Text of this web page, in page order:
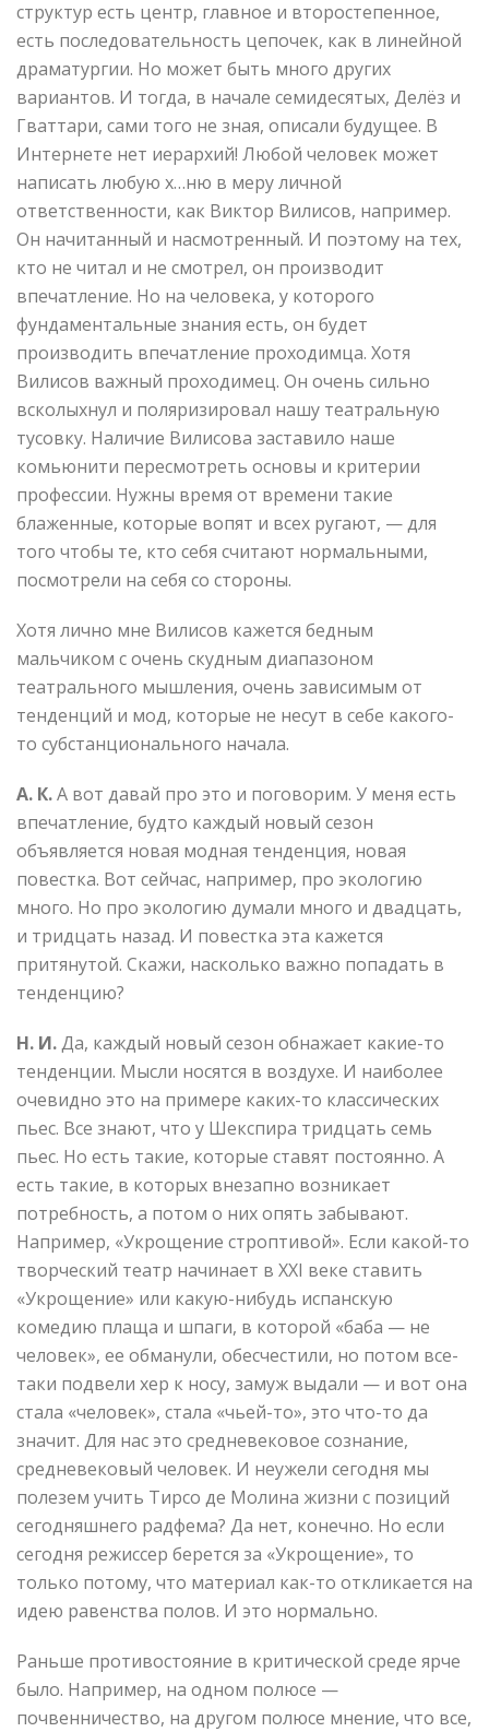
структур есть центр, главное и второстепенное,
есть последовательность цепочек, как в линейной
драматургии. Но может быть много других
вариантов. И тогда, в начале семидесятых, Делёз и
Гваттари, сами того не зная, описали будущее. В
Интернете нет иерархий! Любой человек может
написать любую х…ню в меру личной
ответственности, как Виктор Вилисов, например.
Он начитанный и насмотренный. И поэтому на тех,
кто не читал и не смотрел, он производит
впечатление. Но на человека, у которого
фундаментальные знания есть, он будет
производить впечатление проходимца. Хотя
Вилисов важный проходимец. Он очень сильно
всколыхнул и поляризировал нашу театральную
тусовку. Наличие Вилисова заставило наше
комьюнити пересмотреть основы и критерии
профессии. Нужны время от времени такие
блаженные, которые вопят и всех ругают, — для
того чтобы те, кто себя считают нормальными,
посмотрели на себя со стороны.
Хотя лично мне Вилисов кажется бедным
мальчиком с очень скудным диапазоном
театрального мышления, очень зависимым от
тенденций и мод, которые не несут в себе какого-
то субстанционального начала.
А. К.А вот давай про это и поговорим. У меня есть
впечатление, будто каждый новый сезон
объявляется новая модная тенденция, новая
повестка. Вот сейчас, например, про экологию
много. Но про экологию думали много и двадцать,
и тридцать назад. И повестка эта кажется
притянутой. Скажи, насколько важно попадать в
тенденцию?
Н. И.Да, каждый новый сезон обнажает какие-то
тенденции. Мысли носятся в воздухе. И наиболее
очевидно это на примере каких-то классических
пьес. Все знают, что у Шекспира тридцать семь
пьес. Но есть такие, которые ставят постоянно. А
есть такие, в которых внезапно возникает
потребность, а потом о них опять забывают.
Например, «Укрощение строптивой». Если какой-то
творческий театр начинает в XXI веке ставить
«Укрощение» или какую-нибудь испанскую
комедию плаща и шпаги, в которой «баба — не
человек», ее обманули, обесчестили, но потом все-
таки подвели хер к носу, замуж выдали — и вот она
стала «человек», стала «чьей-то», это что-то да
значит. Для нас это средневековое сознание,
средневековый человек. И неужели сегодня мы
полезем учить Тирсо де Молина жизни с позиций
сегодняшнего радфема? Да нет, конечно. Но если
сегодня режиссер берется за «Укрощение», то
только потому, что материал как-то откликается на
идею равенства полов. И это нормально.
Раньше противостояние в критической среде ярче
было. Например, на одном полюсе —
почвенничество, на другом полюсе мнение, что все,